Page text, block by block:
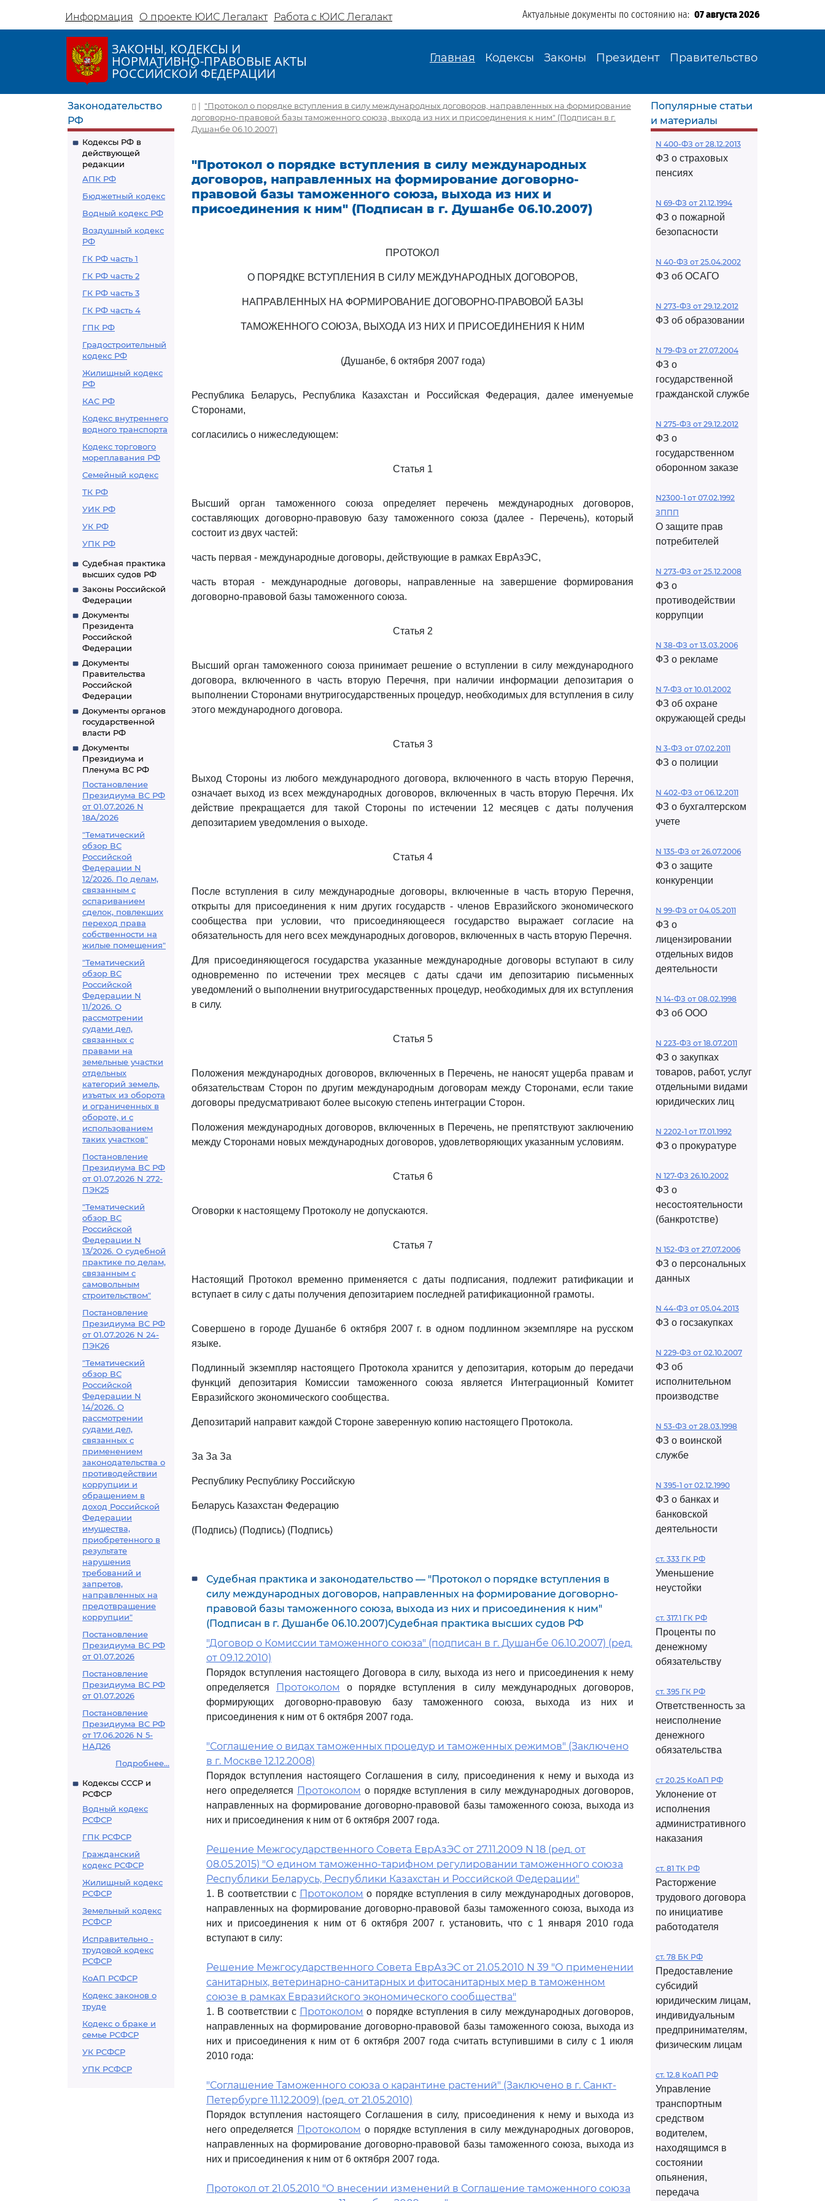
Информация О проекте ЮИС Легалакт Работа с ЮИС Легалакт Актуальные документы по состоянию на: 07 августа 2026
ЗАКОНЫ, КОДЕКСЫ И
НОРМАТИВНО-ПРАВОВЫЕ АКТЫ
РОССИЙСКОЙ ФЕДЕРАЦИИ
Главная Кодексы Законы Президент Правительство
Законодательство
РФ
Кодексы РФ в
действующей
редакции
АПК РФ
Бюджетный кодекс
Водный кодекс РФ
Воздушный кодекс
РФ
ГК РФ часть 1
ГК РФ часть 2
ГК РФ часть 3
ГК РФ часть 4
ГПК РФ
Градостроительный
кодекс РФ
Жилищный кодекс
РФ
КАС РФ
Кодекс внутреннего
водного транспорта
Кодекс торгового
мореплавания РФ
Семейный кодекс
ТК РФ
УИК РФ
УК РФ
УПК РФ
Судебная практика
высших судов РФ
Законы Российской
Федерации
Документы
Президента
Российской
Федерации
Документы
Правительства
Российской
Федерации
Документы органов
государственной
власти РФ
Документы
Президиума и
Пленума ВС РФ
Постановление
Президиума ВС РФ
от 01.07.2026 N
18А/2026
"Тематический
обзор ВС
Российской
Федерации N
12/2026. По делам,
связанным с
оспариванием
сделок, повлекших
переход права
собственности на
жилые помещения"
"Тематический
обзор ВС
Российской
Федерации N
11/2026. О
рассмотрении
судами дел,
связанных с
правами на
земельные участки
отдельных
категорий земель,
изъятых из оборота
и ограниченных в
обороте, и с
использованием
таких участков"
Постановление
Президиума ВС РФ
от 01.07.2026 N 272-
ПЭК25
"Тематический
обзор ВС
Российской
Федерации N
13/2026. О судебной
практике по делам,
связанным с
самовольным
строительством"
Постановление
Президиума ВС РФ
от 01.07.2026 N 24-
ПЭК26
"Тематический
обзор ВС
Российской
Федерации N
14/2026. О
рассмотрении
судами дел,
связанных с
применением
законодательства о
противодействии
коррупции и
обращением в
доход Российской
Федерации
имущества,
приобретенного в
результате
нарушения
требований и
запретов,
направленных на
предотвращение
коррупции"
Постановление
Президиума ВС РФ
от 01.07.2026
Постановление
Президиума ВС РФ
от 01.07.2026
Постановление
Президиума ВС РФ
от 17.06.2026 N 5-
НАД26
Подробнее...
Кодексы СССР и
РСФСР
Водный кодекс
РСФСР
ГПК РСФСР
Гражданский
кодекс РСФСР
Жилищный кодекс
РСФСР
Земельный кодекс
РСФСР
Исправительно -
трудовой кодекс
РСФСР
КоАП РСФСР
Кодекс законов о
труде
Кодекс о браке и
семье РСФСР
УК РСФСР
УПК РСФСР
| "Протокол о порядке вступления в силу международных договоров, направленных на формирование
договорно-правовой базы таможенного союза, выхода из них и присоединения к ним" (Подписан в г.
Душанбе 06.10.2007)
"Протокол о порядке вступления в силу международных
договоров, направленных на формирование договорно-
правовой базы таможенного союза, выхода из них и
присоединения к ним" (Подписан в г. Душанбе 06.10.2007)
ПРОТОКОЛ
О ПОРЯДКЕ ВСТУПЛЕНИЯ В СИЛУ МЕЖДУНАРОДНЫХ ДОГОВОРОВ,
НАПРАВЛЕННЫХ НА ФОРМИРОВАНИЕ ДОГОВОРНО-ПРАВОВОЙ БАЗЫ
ТАМОЖЕННОГО СОЮЗА, ВЫХОДА ИЗ НИХ И ПРИСОЕДИНЕНИЯ К НИМ
(Душанбе, 6 октября 2007 года)
Республика Беларусь, Республика Казахстан и Российская Федерация, далее именуемые
Сторонами,
согласились о нижеследующем:
Статья 1
Высший орган таможенного союза определяет перечень международных договоров,
составляющих договорно-правовую базу таможенного союза (далее - Перечень), который
состоит из двух частей:
часть первая - международные договоры, действующие в рамках ЕврАзЭС,
часть вторая - международные договоры, направленные на завершение формирования
договорно-правовой базы таможенного союза.
Статья 2
Высший орган таможенного союза принимает решение о вступлении в силу международного
договора, включенного в часть вторую Перечня, при наличии информации депозитария о
выполнении Сторонами внутригосударственных процедур, необходимых для вступления в силу
этого международного договора.
Статья 3
Выход Стороны из любого международного договора, включенного в часть вторую Перечня,
означает выход из всех международных договоров, включенных в часть вторую Перечня. Их
действие прекращается для такой Стороны по истечении 12 месяцев с даты получения
депозитарием уведомления о выходе.
Статья 4
После вступления в силу международные договоры, включенные в часть вторую Перечня,
открыты для присоединения к ним других государств - членов Евразийского экономического
сообщества при условии, что присоединяющееся государство выражает согласие на
обязательность для него всех международных договоров, включенных в часть вторую Перечня.
Для присоединяющегося государства указанные международные договоры вступают в силу
одновременно по истечении трех месяцев с даты сдачи им депозитарию письменных
уведомлений о выполнении внутригосударственных процедур, необходимых для их вступления
в силу.
Статья 5
Положения международных договоров, включенных в Перечень, не наносят ущерба правам и
обязательствам Сторон по другим международным договорам между Сторонами, если такие
договоры предусматривают более высокую степень интеграции Сторон.
Положения международных договоров, включенных в Перечень, не препятствуют заключению
между Сторонами новых международных договоров, удовлетворяющих указанным условиям.
Статья 6
Оговорки к настоящему Протоколу не допускаются.
Статья 7
Настоящий Протокол временно применяется с даты подписания, подлежит ратификации и
вступает в силу с даты получения депозитарием последней ратификационной грамоты.
Совершено в городе Душанбе 6 октября 2007 г. в одном подлинном экземпляре на русском
языке.
Подлинный экземпляр настоящего Протокола хранится у депозитария, которым до передачи
функций депозитария Комиссии таможенного союза является Интеграционный Комитет
Евразийского экономического сообщества.
Депозитарий направит каждой Стороне заверенную копию настоящего Протокола.
За За За
Республику Республику Российскую
Беларусь Казахстан Федерацию
(Подпись) (Подпись) (Подпись)
Судебная практика и законодательство — "Протокол о порядке вступления в
силу международных договоров, направленных на формирование договорно-
правовой базы таможенного союза, выхода из них и присоединения к ним"
(Подписан в г. Душанбе 06.10.2007)Судебная практика высших судов РФ
"Договор о Комиссии таможенного союза" (подписан в г. Душанбе 06.10.2007) (ред.
от 09.12.2010)
Порядок вступления настоящего Договора в силу, выхода из него и присоединения к нему
определяется
Протоколом
о порядке вступления в силу международных договоров,
формирующих договорно-правовую базу таможенного союза, выхода из них и
присоединения к ним от 6 октября 2007 года.
"Соглашение о видах таможенных процедур и таможенных режимов" (Заключено
в г. Москве 12.12.2008)
Порядок вступления настоящего Соглашения в силу, присоединения к нему и выхода из
него определяется Протоколом о порядке вступления в силу международных договоров,
направленных на формирование договорно-правовой базы таможенного союза, выхода из
них и присоединения к ним от 6 октября 2007 года.
Решение Межгосударственного Совета ЕврАзЭС от 27.11.2009 N 18 (ред. от
08.05.2015) "О едином таможенно-тарифном регулировании таможенного союза
Республики Беларусь, Республики Казахстан и Российской Федерации"
1. В соответствии с Протоколом о порядке вступления в силу международных договоров,
направленных на формирование договорно-правовой базы таможенного союза, выхода из
них и присоединения к ним от 6 октября 2007 г. установить, что с 1 января 2010 года
вступают в силу:
Решение Межгосударственного Совета ЕврАзЭС от 21.05.2010 N 39 "О применении
санитарных, ветеринарно-санитарных и фитосанитарных мер в таможенном
союзе в рамках Евразийского экономического сообщества"
1. В соответствии с Протоколом о порядке вступления в силу международных договоров,
направленных на формирование договорно-правовой базы таможенного союза, выхода из
них и присоединения к ним от 6 октября 2007 года считать вступившими в силу с 1 июля
2010 года:
"Соглашение Таможенного союза о карантине растений" (Заключено в г. Санкт-
Петербурге 11.12.2009) (ред. от 21.05.2010)
Порядок вступления настоящего Соглашения в силу, присоединения к нему и выхода из
него определяется Протоколом о порядке вступления в силу международных договоров,
направленных на формирование договорно-правовой базы таможенного союза, выхода из
них и присоединения к ним от 6 октября 2007 года.
Протокол от 21.05.2010 "О внесении изменений в Соглашение таможенного союза
Популярные статьи
и материалы
N 400-ФЗ от 28.12.2013
ФЗ о страховых
пенсиях
N 69-ФЗ от 21.12.1994
ФЗ о пожарной
безопасности
N 40-ФЗ от 25.04.2002
ФЗ об ОСАГО
N 273-ФЗ от 29.12.2012
ФЗ об образовании
N 79-ФЗ от 27.07.2004
ФЗ о
государственной
гражданской службе
N 275-ФЗ от 29.12.2012
ФЗ о
государственном
оборонном заказе
N2300-1 от 07.02.1992
ЗППП
О защите прав
потребителей
N 273-ФЗ от 25.12.2008
ФЗ о
противодействии
коррупции
N 38-ФЗ от 13.03.2006
ФЗ о рекламе
N 7-ФЗ от 10.01.2002
ФЗ об охране
окружающей среды
N 3-ФЗ от 07.02.2011
ФЗ о полиции
N 402-ФЗ от 06.12.2011
ФЗ о бухгалтерском
учете
N 135-ФЗ от 26.07.2006
ФЗ о защите
конкуренции
N 99-ФЗ от 04.05.2011
ФЗ о
лицензировании
отдельных видов
деятельности
N 14-ФЗ от 08.02.1998
ФЗ об ООО
N 223-ФЗ от 18.07.2011
ФЗ о закупках
товаров, работ, услуг
отдельными видами
юридических лиц
N 2202-1 от 17.01.1992
ФЗ о прокуратуре
N 127-ФЗ 26.10.2002
ФЗ о
несостоятельности
(банкротстве)
N 152-ФЗ от 27.07.2006
ФЗ о персональных
данных
N 44-ФЗ от 05.04.2013
ФЗ о госзакупках
N 229-ФЗ от 02.10.2007
ФЗ об
исполнительном
производстве
N 53-ФЗ от 28.03.1998
ФЗ о воинской
службе
N 395-1 от 02.12.1990
ФЗ о банках и
банковской
деятельности
ст. 333 ГК РФ
Уменьшение
неустойки
ст. 317.1 ГК РФ
Проценты по
денежному
обязательству
ст. 395 ГК РФ
Ответственность за
неисполнение
денежного
обязательства
ст 20.25 КоАП РФ
Уклонение от
исполнения
административного
наказания
ст. 81 ТК РФ
Расторжение
трудового договора
по инициативе
работодателя
ст. 78 БК РФ
Предоставление
субсидий
юридическим лицам,
индивидуальным
предпринимателям,
физическим лицам
ст. 12.8 КоАП РФ
Управление
транспортным
средством
водителем,
находящимся в
состоянии
опьянения,
передача